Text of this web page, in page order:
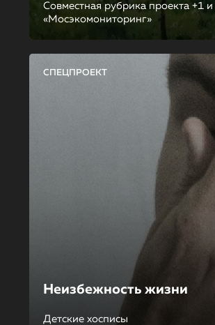
Совместная рубрика проекта +1
«Мосэкомониторинг»
СПЕЦПРОЕКТ
Неизбежность жизни
Детские хосписы